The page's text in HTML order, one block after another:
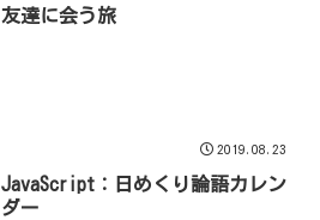
友達に会う旅
2019.08.23
JavaScript：日めくり論語カレン
ダー